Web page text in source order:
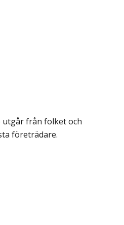
utgår från folket och
företrädare.